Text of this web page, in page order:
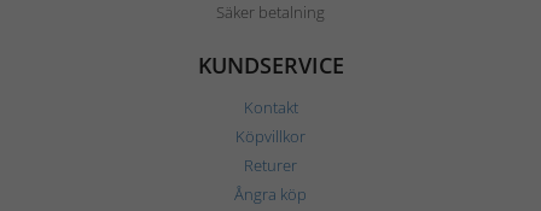
Säker betalning
KUNDSERVICE
Kontakt
Köpvillkor
Returer
Ångra köp